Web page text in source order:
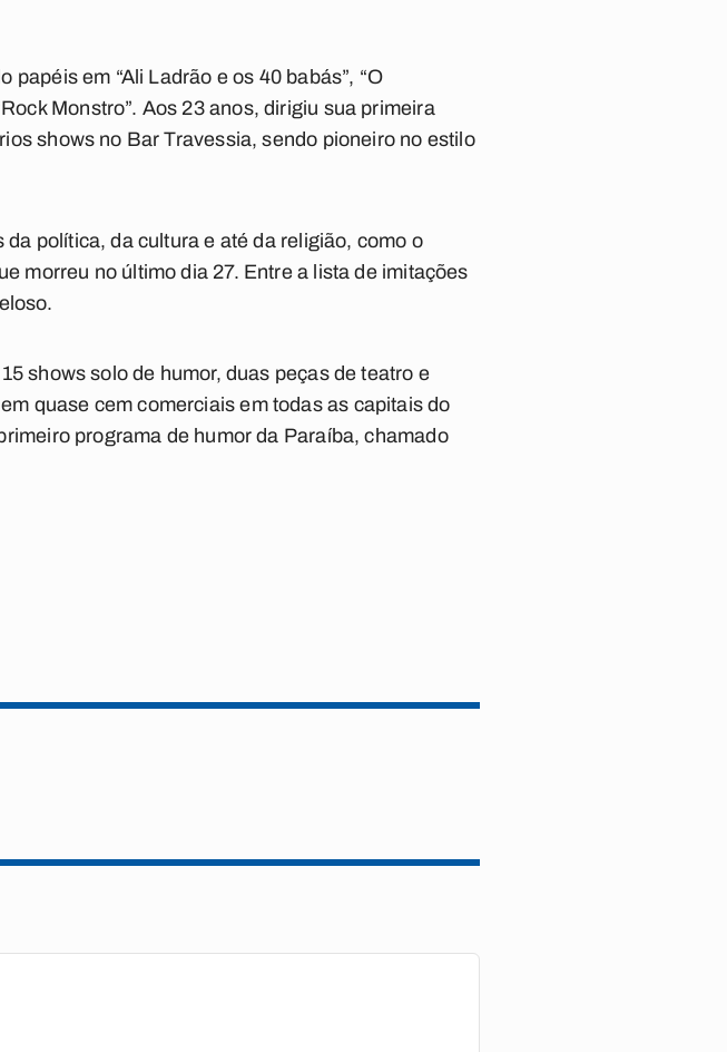
em “Ali Ladrão e os 40 babás”, “O
Monstro”. Aos 23 anos, dirigiu sua primeira
shows no Bar Travessia, sendo pioneiro no estilo
política, da cultura e até da religião, como o
morreu no último dia 27. Entre a lista de imitações
shows solo de humor, duas peças de teatro e
quase cem comerciais em todas as capitais do
programa de humor da Paraíba, chamado